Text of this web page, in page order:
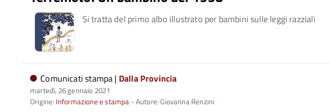
Si tratta del primo albo illustrato per bambini sulle leggi razziali
Comunicati stampa | Dalla Provincia
martedì, 26 gennaio 2021
Origine: Informazione e stampa - Autore: Giovanna Renzini